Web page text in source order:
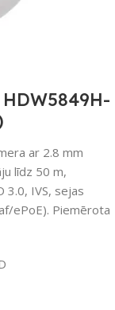
ar 2.8 mm
līdz 50 m,
3.0, IVS, sejas
ePoE). Piemērota